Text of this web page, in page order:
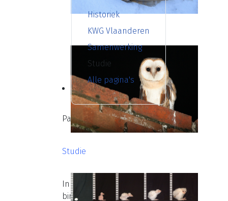
Historiek
KWG Vlaanderen
Samenwerking
Studie
Alle pagina's
Pagina 4 van 4
Studie
In december 1998 werd
binnen de